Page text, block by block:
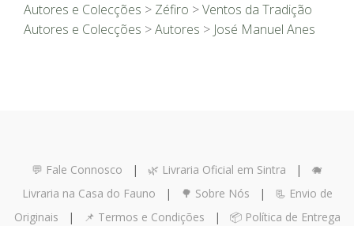
Autores e Colecções > Zéfiro >Ventos da Tradição
Autores e Colecções >Autores > José Manuel Anes
💬 Fale Connosco | 🌿 Livraria Oficial em Sintra | 🐗
Livraria na Casa do Fauno | 🌳 Sobre Nós | 📃 Envio de
Originais | 📌 Termos e Condições | 📦 Política de Entrega